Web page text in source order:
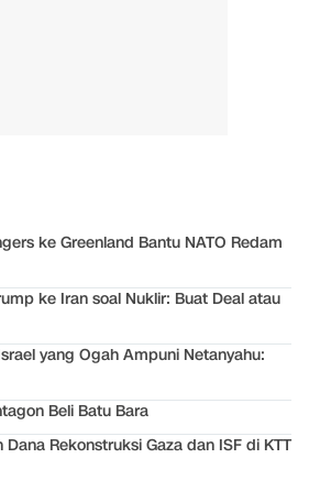
ke Greenland Bantu NATO Redam
ke Iran soal Nuklir: Buat Deal atau
yang Ogah Ampuni Netanyahu:
Beli Batu Bara
Rekonstruksi Gaza dan ISF di KTT